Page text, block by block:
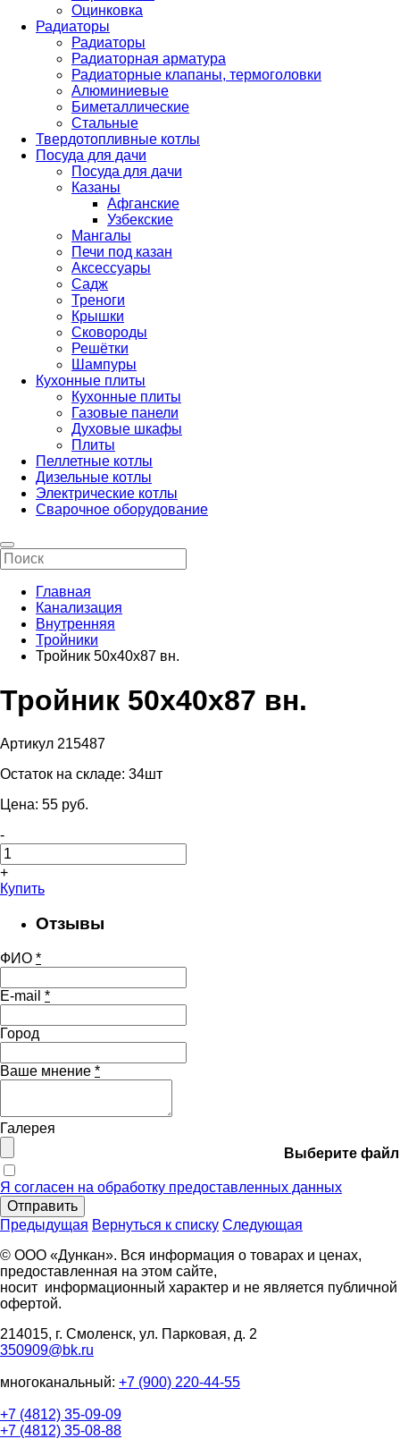
Оцинковка
Радиаторы
Радиаторы
Радиаторная арматура
Радиаторные клапаны, термоголовки
Алюминиевые
Биметаллические
Стальные
Твердотопливные котлы
Посуда для дачи
Посуда для дачи
Казаны
Афганские
Узбекские
Мангалы
Печи под казан
Аксессуары
Садж
Треноги
Крышки
Сковороды
Решётки
Шампуры
Кухонные плиты
Кухонные плиты
Газовые панели
Духовые шкафы
Плиты
Пеллетные котлы
Дизельные котлы
Электрические котлы
Сварочное оборудование
Главная
Канализация
Внутренняя
Тройники
Тройник 50х40х87 вн.
Тройник 50х40х87 вн.
Артикул 215487
Остаток на складе: 34шт
Цена: 55 pуб.
-
+
Купить
Отзывы
ФИО *
E-mail *
Город
Ваше мнение *
Галерея
Выберите файл
Я согласен на обработку предоставленных данных
Отправить
Предыдущая Вернуться к списку Следующая
© ООО «Дункан». Вся информация о товарах и ценах,
предоставленная на этом сайте,
носит информационный характер и не является публичной
офертой.
214015, г. Смоленск, ул. Парковая, д. 2
350909@bk.ru
многоканальный: +7 (900) 220-44-55
+7 (4812) 35-09-09
+7 (4812) 35-08-88